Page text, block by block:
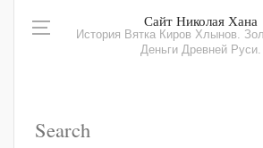
Сайт Николая Хана
История Вятка Киров Хлынов.
Деньги Древней Руси.